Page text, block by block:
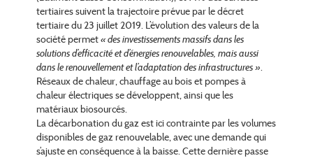
tertiaires suivent la trajectoire prévue par le décret
tertiaire du 23 juillet 2019. L’évolution des valeurs de la
société permet« des investissements massifs dans les
solutions d’efficacité et d’énergies renouvelables, mais aussi
dans le renouvellement et l’adaptation des infrastructures »
Réseaux de chaleur, chauffage au bois et pompes à
chaleur électriques se développent, ainsi que les
matériaux biosourcés.
La décarbonation du gaz est ici contrainte par les volumes
disponibles de gaz renouvelable, avec une demande qui
s’ajuste en conséquence à la baisse. Cette dernière passe